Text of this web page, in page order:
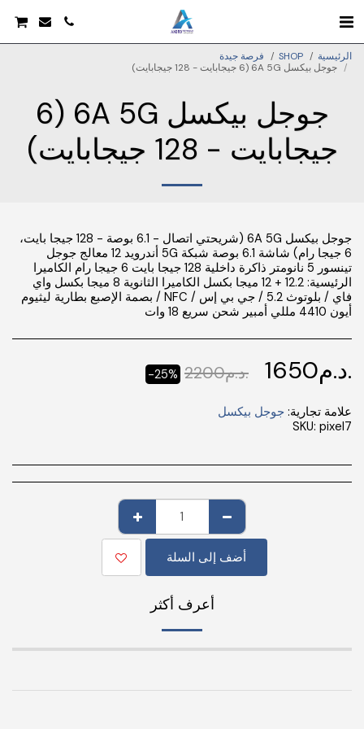
الرئيسية SHOP
فرصة جيدة
جوجل بيكسل 6A 5G (6 جيجابايت - 128 جيجابايت)
جوجل بيكسل 6A 5G (6
جيجابايت - 128 جيجابايت)
جوجل بيكسل 6A 5G (شريحتي اتصال - 6.1 بوصة - 128 جيجا بايت،
6 جيجا رام) شاشة 6.1 بوصة شبكة 5G أندرويد 12 معالج جوجل
تينسور 5 نانومتر ذاكرة داخلية 128 جيجا بايت 6 جيجا رام الكاميرا
الرئيسية: 12.2 + 12 ميجا بكسل الكاميرا الثانوية 8 ميجا بكسل واي
فاي / بلوتوث 5.2 / جي بي إس / NFC / بصمة الإصبع بطارية ليثيوم
أيون 4410 مللي أمبير شحن سريع 18 وات
1650 د.م. 2200 د.م. -25%
علامة تجارية: جوجل بيكسل
SKU: pixel7
أضف إلى السلة
أعرف أكثر